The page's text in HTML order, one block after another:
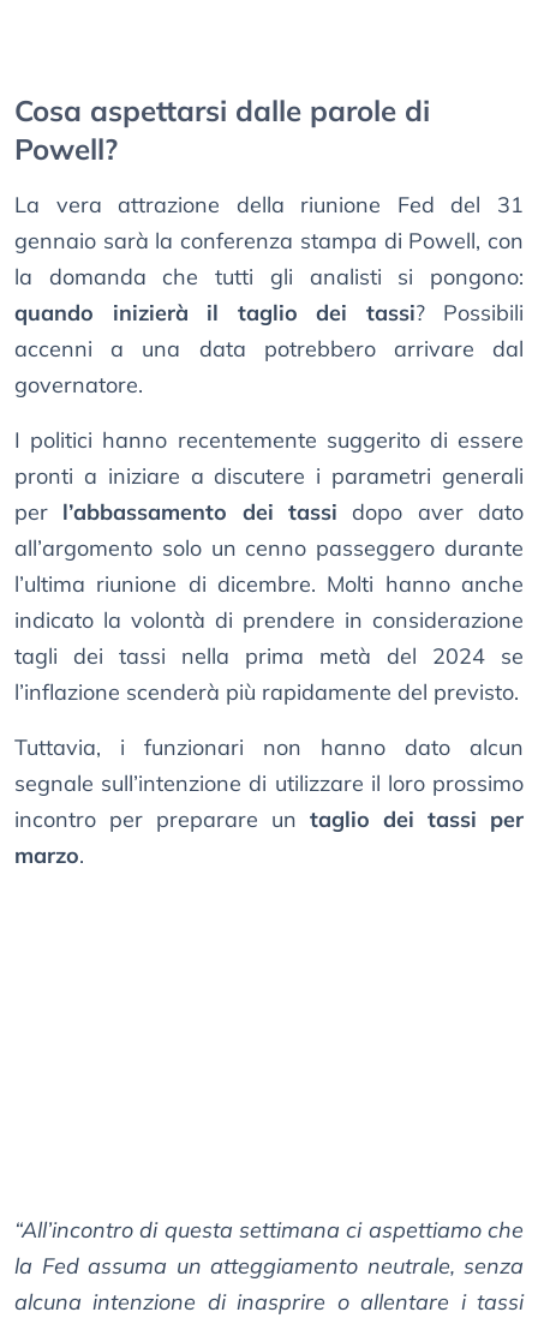
Cosa aspettarsi dalle parole di
Powell?
La vera attrazione della riunione Fed del 31
gennaio sarà la conferenza stampa di Powell, con
la domanda che tutti gli analisti si pongono:
quando inizierà il taglio dei tassi? Possibili
accenni a una data potrebbero arrivare dal
governatore.
I politici hanno recentemente suggerito di essere
pronti a iniziare a discutere i parametri generali
per l’abbassamento dei tassi dopo aver dato
all’argomento solo un cenno passeggero durante
l’ultima riunione di dicembre. Molti hanno anche
indicato la volontà di prendere in considerazione
tagli dei tassi nella prima metà del 2024 se
l’inflazione scenderà più rapidamente del previsto.
Tuttavia, i funzionari non hanno dato alcun
segnale sull’intenzione di utilizzare il loro prossimo
incontro per preparare un taglio dei tassi per
marzo.
“All’incontro di questa settimana ci aspettiamo che
la Fed assuma un atteggiamento neutrale, senza
alcuna intenzione di inasprire o allentare i tassi